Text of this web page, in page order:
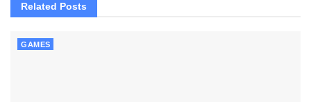
Related Posts
GAMES